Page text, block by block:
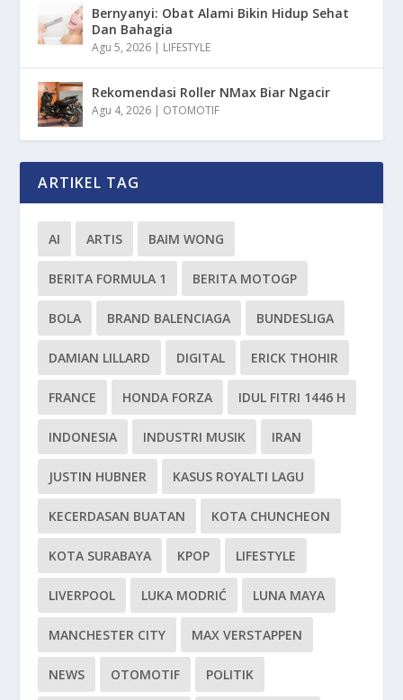
Bernyanyi: Obat Alami Bikin Hidup Sehat
Dan Bahagia
Agu 5, 2026 | LIFESTYLE
Rekomendasi Roller NMax Biar Ngacir
Agu 4, 2026 | OTOMOTIF
ARTIKEL TAG
AI ARTIS BAIM WONG
BERITA FORMULA 1 BERITA MOTOGP
BOLA BRAND BALENCIAGA BUNDESLIGA
DAMIAN LILLARD DIGITAL ERICK THOHIR
FRANCE HONDA FORZA IDUL FITRI 1446 H
INDONESIA INDUSTRI MUSIK IRAN
JUSTIN HUBNER KASUS ROYALTI LAGU
KECERDASAN BUATAN KOTA CHUNCHEON
KOTA SURABAYA KPOP LIFESTYLE
LIVERPOOL LUKA MODRIĆ LUNA MAYA
MANCHESTER CITY MAX VERSTAPPEN
NEWS OTOMOTIF POLITIK